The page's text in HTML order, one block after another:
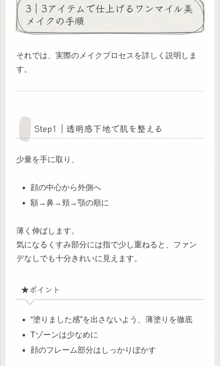
3｜3アイテムで仕上げるワンマイル美
メイクの手順
それでは、実際のメイクプロセスを詳しく説明しま
す。
Step1｜透明感下地で肌を整える
少量を手に取り、
顔の中心から外側へ
額→鼻→頬→顎の順に
薄く伸ばします。
気になるくすみ部分には指で少し重ねると、ファン
デなしでも十分きれいに見えます。
★ポイント
“塗りました感”を出さないよう、薄塗りを徹底
Tゾーンは少なめに
顔のフレーム部分はしっかりぼかす